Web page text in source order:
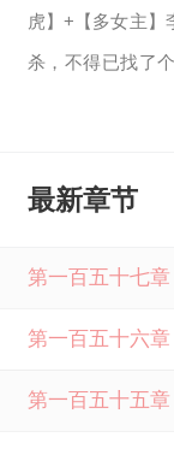
虎】+【多女主】
杀，不得已找了
之时，鼻腔中闻
多出了三天逆选
心，主动献身为
您喜欢多子多福
节，请分享给您
最新章节
第一百五十七章
第一百五十六章
第一百五十五章